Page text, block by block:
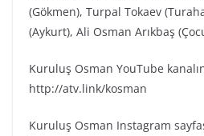
(Gökmen), Turpal Tokaev
(Aykurt), Ali Osman Arıkbaş
Kuruluş Osman YouTube
http://atv.link/kosman
Kuruluş Osman Instagram